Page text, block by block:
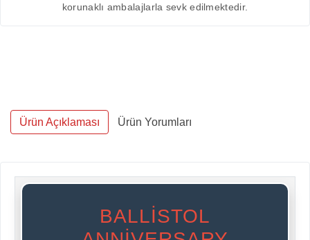
korunaklı ambalajlarla sevk edilmektedir.
Ürün Açıklaması Ürün Yorumları
BALLISTOL